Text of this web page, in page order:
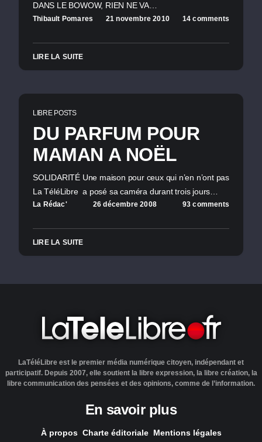
DANS LE BOWOW, RIEN NE VA…
Thibault Pomares 21 novembre 2010 14 comments
LIRE LA SUITE
LIBRE POSTS
DU PARFUM POUR
MAMAN A NOËL
SOLIDARITÉ Une maison pour ceux qui n’en n’ont pas
La TéléLibre a posé sa caméra durant trois jours…
La Rédac' 26 décembre 2008 93 comments
LIRE LA SUITE
LaTéléLibre est le premier média numérique citoyen, indépendant et
participatif. Depuis 2007, elle soutient la libre expression, la libre création, la
libre communication des pensées et des opinions, comme de l’information.
En savoir plus
À propos Charte éditoriale Mentions légales